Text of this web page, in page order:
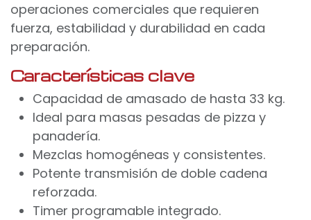
operaciones comerciales que requieren
fuerza, estabilidad y durabilidad en cada
preparación.
Características clave
Capacidad de amasado de hasta 33 kg.
Ideal para masas pesadas de pizza y
panadería.
Mezclas homogéneas y consistentes.
Potente transmisión de doble cadena
reforzada.
Timer programable integrado.